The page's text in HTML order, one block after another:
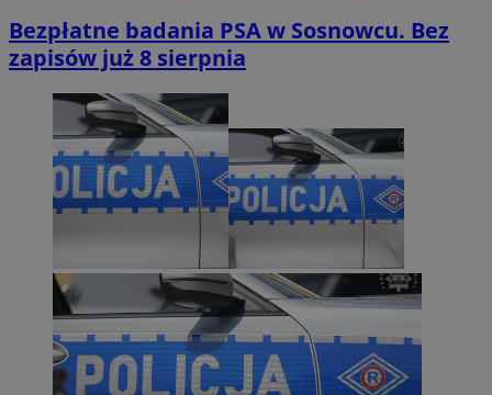
Bezpłatne badania PSA w Sosnowcu. Bez
zapisów już 8 sierpnia